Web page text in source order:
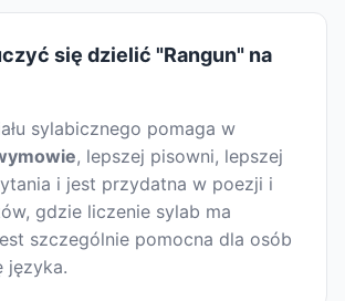
się dzielić "Rangun" na
sylabicznego pomaga w
, lepszej pisowni, lepszej
i jest przydatna w poezji i
gdzie liczenie sylab ma
szczególnie pomocna dla osób
języka.